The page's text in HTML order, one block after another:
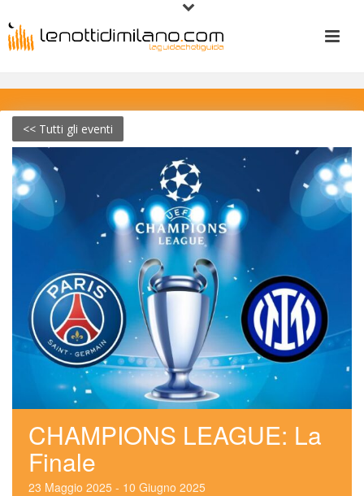
<< Tutti gli eventi
CHAMPIONS LEAGUE: La
Finale
23 Maggio 2025 - 10 Giugno 2025